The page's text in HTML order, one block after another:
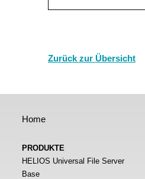
Zurück zur Übersicht
Home
PRODUKTE
HELIOS Universal File Server
Base